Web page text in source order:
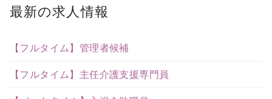
最新の求人情報
【フルタイム】管理者候補
【フルタイム】主任介護支援専門員